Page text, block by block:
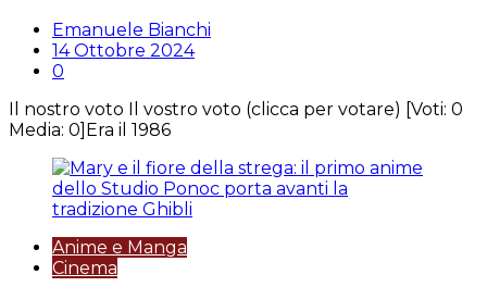
Emanuele Bianchi
14 Ottobre 2024
0
Il nostro voto Il vostro voto (clicca per votare) [Voti: 0
Media: 0]Era il 1986
Anime e Manga
Cinema